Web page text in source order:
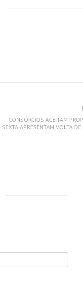
CONSÓRCIOS ACEITAM
SEXTA APRESENTAM VOLTA